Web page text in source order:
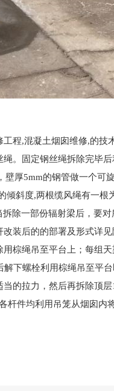
工程,混凝土烟囱维修,
绳。固定钢丝绳拆除完
厚5mm的钢管做一个
倾斜度,两根缆风绳有一
除一部份辐射梁后，要
改装后的的部署及形式
棕绳吊至平台上；每组
解下螺栓利用棕绳吊至
的拉力，然后再拆除顶
件均利用吊笼从烟囱内将